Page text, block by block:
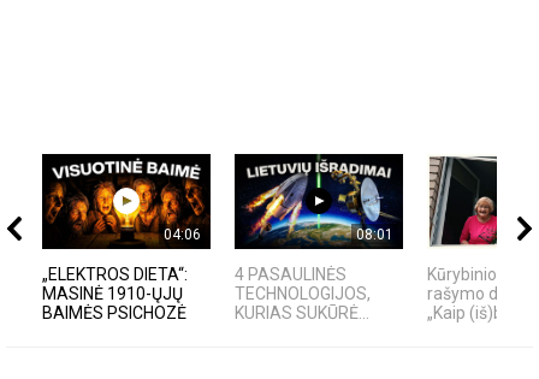
04:06
„ELEKTROS DIETA“:
MASINĖ 1910-ŲJŲ
BAIMĖS PSICHOZĖ
08:01
4 PASAULINĖS
TECHNOLOGIJOS,
KURIAS SUKŪRĖ...
Kūrybinio-
rašymo
„Kaip (iš)būti“